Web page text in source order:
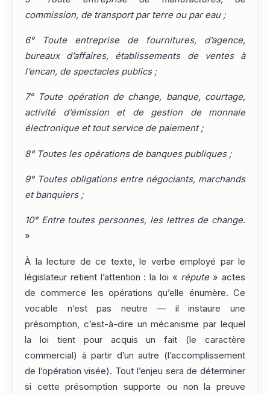
commission, de transport par terre ou par eau ;
6° Toute entreprise de fournitures, d’agence,
bureaux d’affaires, établissements de ventes à
l’encan, de spectacles publics ;
7° Toute opération de change, banque, courtage,
activité d’émission et de gestion de monnaie
électronique et tout service de paiement ;
8° Toutes les opérations de banques publiques ;
9° Toutes obligations entre négociants, marchands
et banquiers ;
10° Entre toutes personnes, les lettres de change.
»
À la lecture de ce texte, le verbe employé par le
législateur retient l’attention : la loi « répute» actes
de commerce les opérations qu’elle énumère. Ce
vocable n’est pas neutre — il instaure une
présomption, c’est-à-dire un mécanisme par lequel
la loi tient pour acquis un fait (le caractère
commercial) à partir d’un autre (l’accomplissement
de l’opération visée). Tout l’enjeu sera de déterminer
si cette présomption supporte ou non la preuve